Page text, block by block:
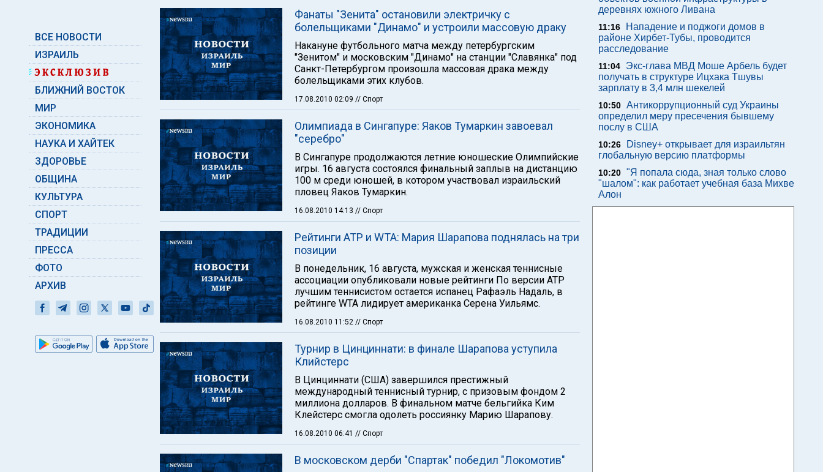
ВСЕ НОВОСТИ
ИЗРАИЛЬ
БЛИЖНИЙ ВОСТОК
МИР
ЭКОНОМИКА
НАУКА И ХАЙТЕК
ЗДОРОВЬЕ
ОБЩИНА
КУЛЬТУРА
СПОРТ
ТРАДИЦИИ
ПРЕССА
ФОТО
АРХИВ
Фанаты "Зенита" остановили электричку с
болельщиками "Динамо" и устроили массовую драку
Накануне футбольного матча между петербургским
"Зенитом" и московским "Динамо" на станции "Славянка" под
Санкт-Петербургом произошла массовая драка между
болельщиками этих клубов.
17.08.2010 02:09 // Спорт
Олимпиада в Сингапуре: Яаков Тумаркин завоевал
"серебро"
В Сингапуре продолжаются летние юношеские Олимпийские
игры. 16 августа состоялся финальный заплыв на дистанцию
100 м среди юношей, в котором участвовал израильский
пловец Яаков Тумаркин.
16.08.2010 14:13 // Спорт
Рейтинги АТР и WTA: Мария Шарапова поднялась на три
позиции
В понедельник, 16 августа, мужская и женская теннисные
ассоциации опубликовали новые рейтинги По версии АТР
лучшим теннисистом остается испанец Рафаэль Надаль, в
рейтинге WTA лидирует американка Серена Уильямс.
16.08.2010 11:52 // Спорт
Турнир в Цинциннати: в финале Шарапова уступила
Клийстерс
В Цинциннати (США) завершился престижный
международный теннисный турнир, с призовым фондом 2
миллиона долларов. В финальном матче бельгийка Ким
Клейстерс смогла одолеть россиянку Марию Шарапову.
16.08.2010 06:41 // Спорт
В московском дерби "Спартак" победил "Локомотив"
деревнях южного Ливана
11:16
Нападение и поджоги домов в
районе Хирбет-Тубы, проводится
расследование
11:04
Экс-глава МВД Моше Арбель будет
получать в структуре Ицхака Тшувы
зарплату в 3,4 млн шекелей
10:50 Антикоррупционный суд Украины
определил меру пресечения бывшему
послу в США
10:26
Disney+ открывает для израильтян
глобальную версию платформы
10:20 "Я попала сюда, зная только слово
"шалом": как работает учебная база Михве
Алон